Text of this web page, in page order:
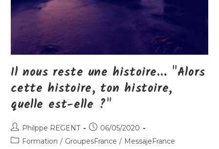
Il nous reste une histoire… "Alors
cette histoire, ton histoire,
quelle est-elle ?"
Auteur/autrice
de
Philppe REGENT
Publication
publiée :
06/05/2020
PostFormation / GroupesFrance / MessajeFrance